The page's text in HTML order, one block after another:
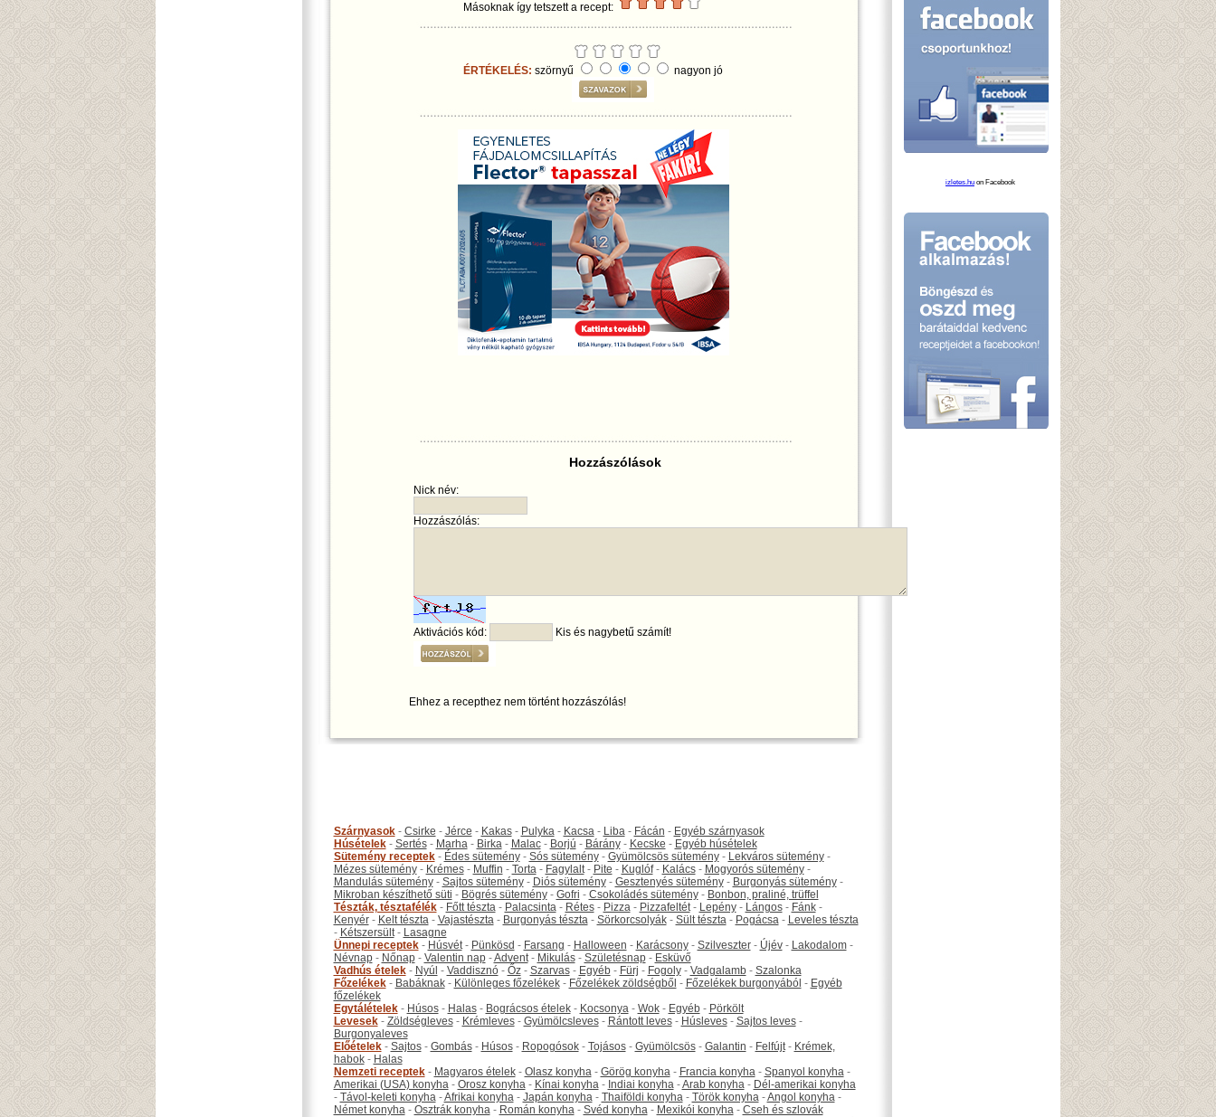
Másoknak így tetszett a recept:
ÉRTÉKELÉS: szörnyű nagyon jó
Hozzászólások
Nick név:
Hozzászólás:
Aktivációs kód: Kis és nagybetű számít!
Ehhez a recepthez nem történt hozzászólás!
Szárnyasok- Csirke - Jérce - Kakas- Pulyka- Kacsa- Liba- Fácán - Egyéb szárnyasok
Húsételek- Sertés- Marha- Birka- Malac- Borjú - Bárány- Kecske - Egyéb húsételek
Sütemény receptek- Édes sütemény- Sós sütemény- Gyümölcsös sütemény- Lekváros sütemény-
Mézes sütemény- Krémes- Muffin - Torta- Fagylalt- Pite - Kuglóf- Kalács- Mogyorós sütemény-
Mandulás sütemény- Sajtos sütemény- Diós sütemény- Gesztenyés sütemény- Burgonyás sütemény-
Mikroban készíthető süti - Bögrés sütemény- Gofri - Csokoládés sütemény- Bonbon, praliné, trüffel
Tészták, tésztafélék- Főtt tészta- Palacsinta- Rétes- Pizza- Pizzafeltét- Lepény- Lángos- Fánk-
Kenyér- Kelt tészta- Vajastészta- Burgonyás tészta- Sörkorcsolyák- Sült tészta- Pogácsa- Leveles tészta
- Kétszersült- Lasagne
Ünnepi receptek- Húsvét- Pünkösd - Farsang - Halloween - Karácsony- Szilveszter- Újév- Lakodalom-
Névnap- Nőnap- Valentin nap-Advent- Mikulás- Születésnap- Esküvő
Vadhús ételek- Nyúl - Vaddisznó- Őz- Szarvas- Egyéb- Fürj - Fogoly- Vadgalamb- Szalonka
Főzelékek- Babáknak- Különleges főzelékek- Főzelékek zöldségből - Főzelékek burgonyából - Egyéb
főzelékek
Egytálételek- Húsos- Halas- Bográcsos ételek- Kocsonya- Wok- Egyéb- Pörkölt
Levesek- Zöldségleves- Krémleves- Gyümölcsleves- Rántott leves- Húsleves- Sajtos leves-
Burgonyaleves
Előételek- Sajtos- Gombás- Húsos- Ropogósok- Tojásos- Gyümölcsös- Galantin - Felfújt- Krémek,
habok- Halas
Nemzeti receptek- Magyaros ételek- Olasz konyha- Görög konyha- Francia konyha- Spanyol konyha-
Amerikai (USA) konyha- Orosz konyha- Kínai konyha- Indiai konyha-Arab konyha- Dél-amerikai konyha
- Távol-keleti konyha-Afrikai konyha- Japán konyha- Thaiföldi konyha- Török konyha-Angol konyha-
Német konyha- Osztrák konyha- Román konyha- Svéd konyha- Mexikói konyha- Cseh és szlovák
izletes.hu on Facebook